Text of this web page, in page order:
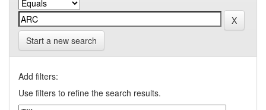
Start a new search
Add filters:
Use filters to refine the search results.